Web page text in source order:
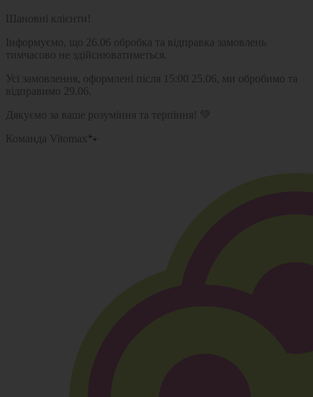
Шановні клієнти!
Інформуємо, що 26.06 обробка та відправка замовлень
тимчасово не здійснюватиметься.
Усі замовлення, оформлені після 15:00 25.06, ми обробимо та
відправимо 29.06.
Дякуємо за ваше розуміння та терпіння! 💚
Команда Vitomax🐾